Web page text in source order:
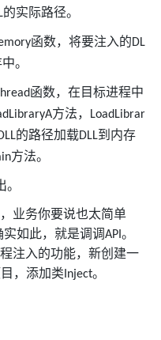
的实际路径。
函数，将要注入的DL
。
函数，在目标进程中
方法，
LoadLibrar
的路径加载DLL到内存
方法。
业务你要说也太简单
实如此，就是调调API 。
注入的功能，新创建一
，添加类 Inject。